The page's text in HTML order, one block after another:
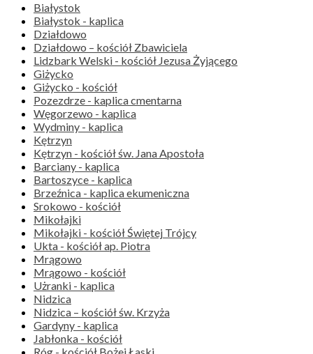
Białystok
Białystok - kaplica
Działdowo
Działdowo – kościół Zbawiciela
Lidzbark Welski - kościół Jezusa Żyjącego
Giżycko
Giżycko - kościół
Pozezdrze - kaplica cmentarna
Węgorzewo - kaplica
Wydminy - kaplica
Kętrzyn
Kętrzyn - kościół św. Jana Apostoła
Barciany - kaplica
Bartoszyce - kaplica
Brzeźnica - kaplica ekumeniczna
Srokowo - kościół
Mikołajki
Mikołajki - kościół Świętej Trójcy
Ukta - kościół ap. Piotra
Mrągowo
Mrągowo - kościół
Użranki - kaplica
Nidzica
Nidzica – kościół św. Krzyża
Gardyny - kaplica
Jabłonka - kościół